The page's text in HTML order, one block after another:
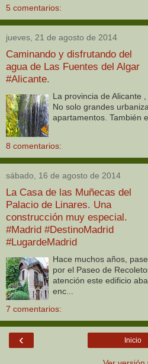
5 comentarios:
jueves, 21 de agosto de 2014
Caminando y disfrutando del
agua de Las Fuentes del Algar
#Alicante.
La provincia de Alicante
No solo grandes
apartamentos. También
8 comentarios:
sábado, 16 de agosto de 2014
La Casa de las Muñecas del
Palacio de Linares. Una
construcción muy especial.
#Madrid #DestinoMadrid
#LugardeMadrid
Hace muchos años,
por el Paseo de
atención este edificio
enc...
7 comentarios:
‹ Inicio